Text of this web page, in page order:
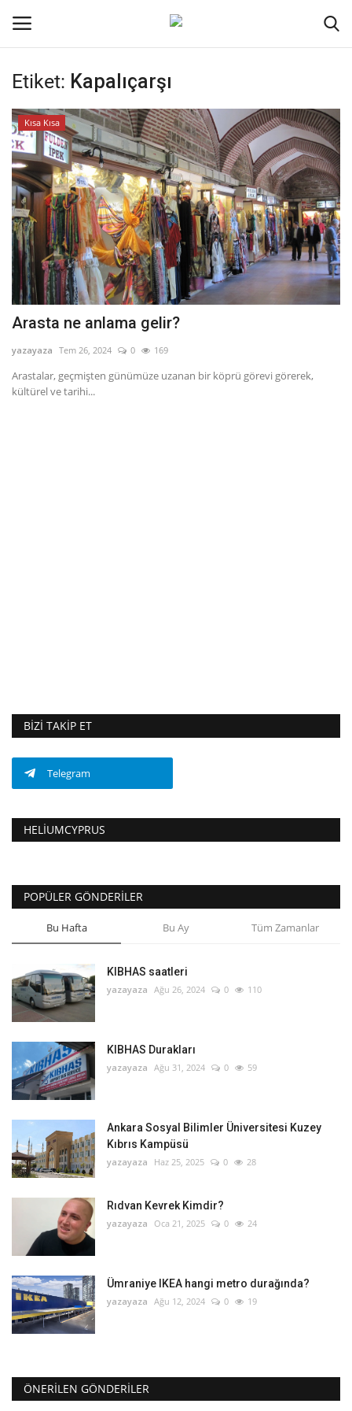
Oturum aç Kayıt ol
Ana Sayfa
Kodlama
Kripto Para
İletişim
Genel
Dil
Etiket: Kapalıçarşı
Kısa Kısa
Arasta ne anlama gelir?
yazayaza Tem 26, 2024 0 169
Arastalar, geçmişten günümüze uzanan bir köprü görevi görerek,
kültürel ve tarihi...
BIZI TAKIP ET
Telegram
HELIUMCYPRUS
POPÜLER GÖNDERILER
Bu Hafta Bu Ay Tüm Zamanlar
KIBHAS saatleri
yazayaza Ağu 26, 2024 0 110
KIBHAS Durakları
yazayaza Ağu 31, 2024 0 59
Ankara Sosyal Bilimler Üniversitesi Kuzey
Kıbrıs Kampüsü
yazayaza Haz 25, 2025 0 28
Rıdvan Kevrek Kimdir?
yazayaza Oca 21, 2025 0 24
Ümraniye IKEA hangi metro durağında?
yazayaza Ağu 12, 2024 0 19
ÖNERILEN GÖNDERILER